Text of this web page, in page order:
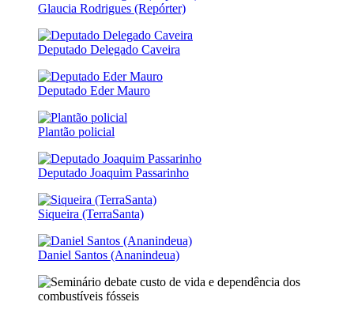
Glaucia Rodrigues (Repórter)
Deputado Delegado Caveira
Deputado Eder Mauro
Plantão policial
Deputado Joaquim Passarinho
Siqueira (TerraSanta)
Daniel Santos (Ananindeua)